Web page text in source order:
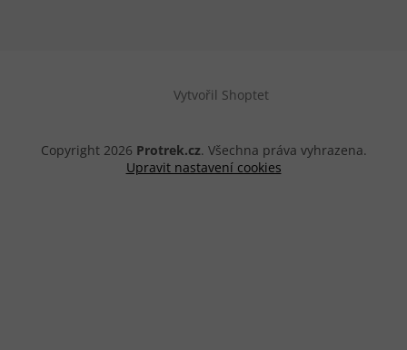
Vytvořil Shoptet
Copyright 2026 Protrek.cz. Všechna práva vyhrazena.
Upravit nastavení cookies